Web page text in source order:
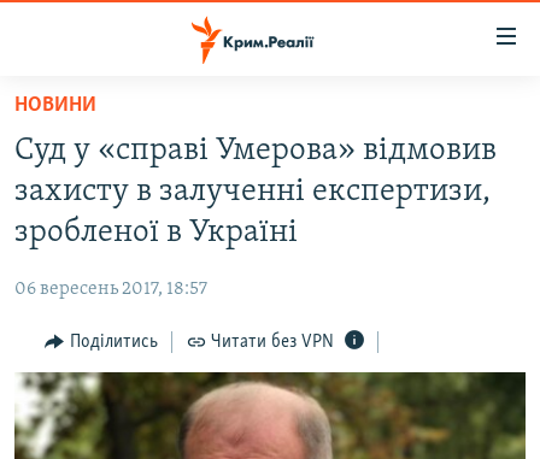
Перейти
основного
матеріалу
Перейти
до
основної
навігації
Перейти
до
пошуку
ВОДА.КРИМ
ВІДЕО ТА ФОТО
БЛОГИ
ПОГЛЯД
ІНТЕРВ'Ю
ВСЕ ЗА ДЕНЬ
НОВИНИ
Суд у «справі Умерова» відмовив
захисту в залученні експертизи,
зробленої в Україні
06 вересень 2017, 18:57
Поділитись Читати без VPN